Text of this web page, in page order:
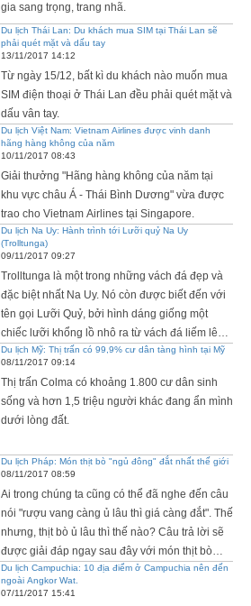
gia sang trọng, trang nhã.
Du lịch Thái Lan: Du khách mua SIM tại Thái Lan sẽ
phải quét mặt và dấu tay
13/11/2017 14:12
Từ ngày 15/12, bất kì du khách nào muốn mua
SIM điện thoại ở Thái Lan đều phải quét mặt và
dấu vân tay.
Du lịch Việt Nam: Vietnam Airlines được vinh danh
hãng hàng không của năm
10/11/2017 08:43
Giải thưởng "Hãng hàng không của năm tại
khu vực châu Á - Thái Bình Dương" vừa được
trao cho Vietnam Airlines tại Singapore.
Du lịch Na Uy: Hành trình tới Lưỡi quỷ Na Uy
(Trolltunga)
09/11/2017 09:27
Trolltunga là một trong những vách đá đẹp và
đặc biệt nhất Na Uy. Nó còn được biết đến với
tên gọi Lưỡi Quỷ, bởi hình dáng giống một
chiếc lưỡi khổng lồ nhô ra từ vách đá liếm lên
bầu trời xanh cùng khung cảnh hùng vĩ phía
Du lịch Mỹ: Thị trấn có 99,9% cư dân tàng hình tại Mỹ
08/11/2017 09:14
Thị trấn Colma có khoảng 1.800 cư dân sinh
sống và hơn 1,5 triệu người khác đang ẩn mình
dưới lòng đất.
Du lịch Pháp: Món thịt bò "ngủ đông" đắt nhất thế giới
08/11/2017 08:59
Ai trong chúng ta cũng có thể đã nghe đến câu
nói "rượu vang càng ủ lâu thì giá càng đắt". Thế
nhưng, thịt bò ủ lâu thì thế nào? Câu trả lời sẽ
được giải đáp ngay sau đây với món thịt bò
ngủ đông của gia đình nhà Alexandre Polmard
ở Pháp.
Du lịch Campuchia: 10 địa điểm ở Campuchia nên đến
ngoài Angkor Wat.
07/11/2017 15:41